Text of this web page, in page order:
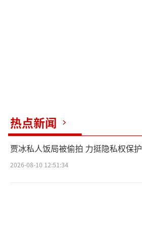
热点新闻
贾冰私人饭局被偷拍 力挺隐私权保护
2026-08-10 12:51:34